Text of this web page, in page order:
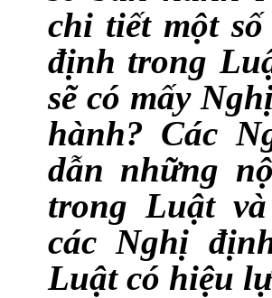
chi tiết một
định trong
sẽ có mấy
hành? Các
dẫn những
trong Luật
các Nghị
Luật có hiệu